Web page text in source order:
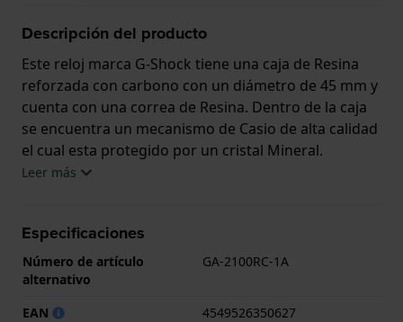
Descripción del producto
Este reloj marca G-Shock tiene una caja de Resina
reforzada con carbono con un diámetro de 45 mm y
cuenta con una correa de Resina. Dentro de la caja
se encuentra un mecanismo de Casio de alta calidad
el cual esta protegido por un cristal Mineral.
viene con 2 años de garantía.
.
Leer más
Especificaciones
Número de artículo
alternativo
GA-2100RC-1A
EAN
4549526350627